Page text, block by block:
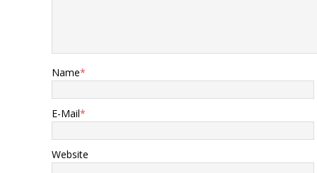
Name*
E-Mail*
Website